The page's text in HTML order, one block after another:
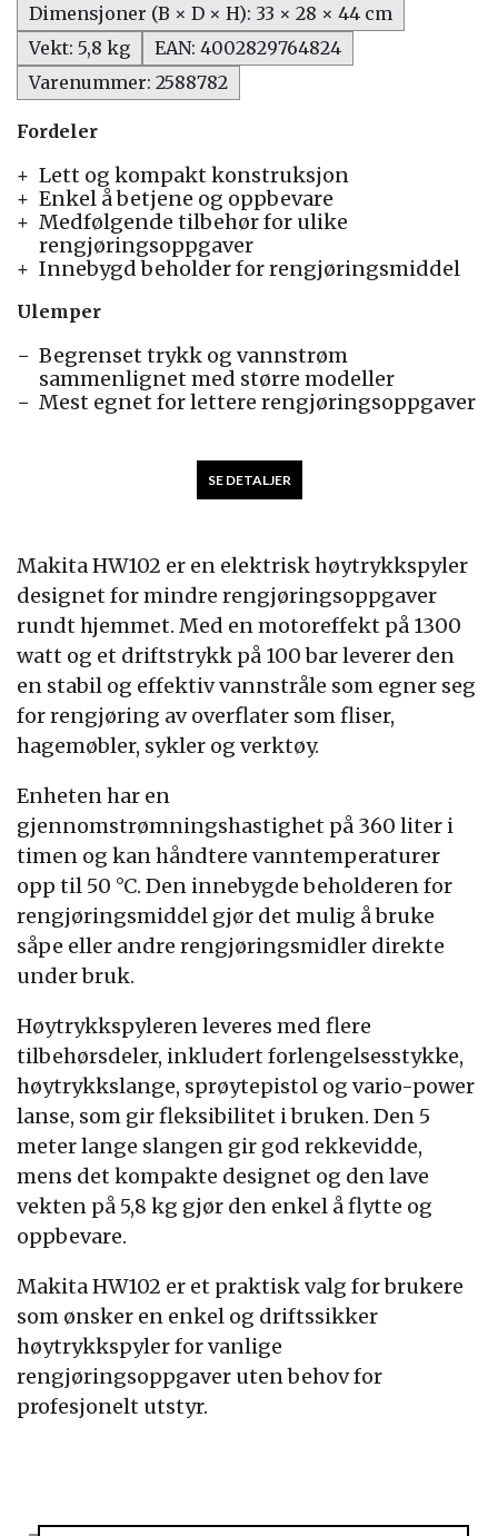
Makita HW102 er en elektrisk høytrykkspyler
designet for mindre rengjøringsoppgaver
rundt hjemmet. Med en motoreffekt på 1300
watt og et driftstrykk på 100 bar leverer den
en stabil og effektiv vannstråle som egner seg
for rengjøring av overflater som fliser,
hagemøbler, sykler og verktøy.
Enheten har en
gjennomstrømningshastighet på 360 liter i
timen og kan håndtere vanntemperaturer
opp til 50 °C. Den innebygde beholderen for
rengjøringsmiddel gjør det mulig å bruke
såpe eller andre rengjøringsmidler direkte
under bruk.
Høytrykkspyleren leveres med flere
tilbehørsdeler, inkludert forlengelsesstykke,
høytrykkslange, sprøytepistol og vario-power
lanse, som gir fleksibilitet i bruken. Den 5
meter lange slangen gir god rekkevidde,
mens det kompakte designet og den lave
vekten på 5,8 kg gjør den enkel å flytte og
oppbevare.
Makita HW102 er et praktisk valg for brukere
som ønsker en enkel og driftssikker
høytrykkspyler for vanlige
rengjøringsoppgaver uten behov for
profesjonelt utstyr.
Fordeler
Lett og kompakt konstruksjon
Enkel å betjene og oppbevare
Medfølgende tilbehør for ulike
rengjøringsoppgaver
Innebygd beholder for rengjøringsmiddel
Ulemper
Begrenset trykk og vannstrøm
sammenlignet med større modeller
Mest egnet for lettere rengjøringsoppgaver
Dimensjoner (B × D × H): 33 × 28 × 44 cm
Vekt: 5,8 kg
EAN: 4002829764824
Varenummer: 2588782
SE DETALJER